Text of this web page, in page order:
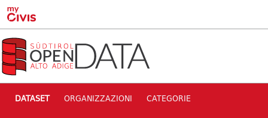
Skip to main content
DATASET ORGANIZZAZIONI CATEGORIE